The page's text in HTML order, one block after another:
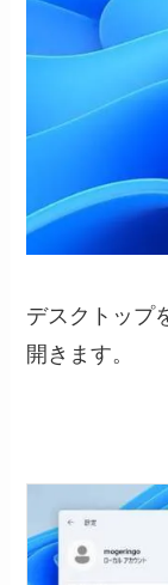
デスクトップ
開きます。